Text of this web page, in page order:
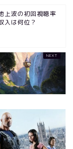
上波の初回視聴率
入は何位？